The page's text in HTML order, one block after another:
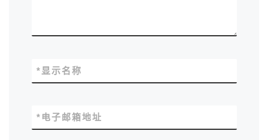
显示名称
*
电子邮箱地址
*